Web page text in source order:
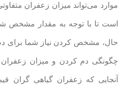
موارد می‌تواند میزان زعفران
است تا با توجه به مقدار مشخص
حال، مشخص کردن نیاز شما برای
چگونگی دم کردن و میزان زعفران
آنجایی که زعفران گیاهی گران